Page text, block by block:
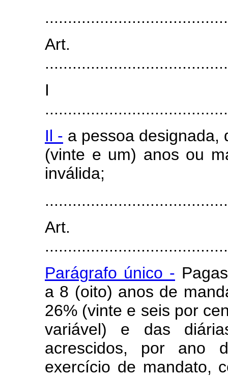
I
Il - a pessoa designada,
(vinte e um) anos ou
inválida;
Parágrafo único -
a 8 (oito) anos de
26% (vinte e seis por
variável) e das
acrescidos, por ano
exercício de mandato,